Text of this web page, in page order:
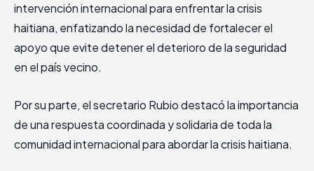
intervención internacional para enfrentar la crisis
haitiana, enfatizando la necesidad de fortalecer el
apoyo que evite detener el deterioro de la seguridad
en el país vecino.
Por su parte, el secretario Rubio destacó la importancia
de una respuesta coordinada y solidaria de toda la
comunidad internacional para abordar la crisis haitiana.